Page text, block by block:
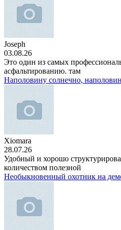
Joseph
03.08.26
Это один из самых
асфальтированию. там
Наполовину солнечно,
Xiomara
28.07.26
Удобный и хорошо
количеством полезной
Необыкновенный охотник на